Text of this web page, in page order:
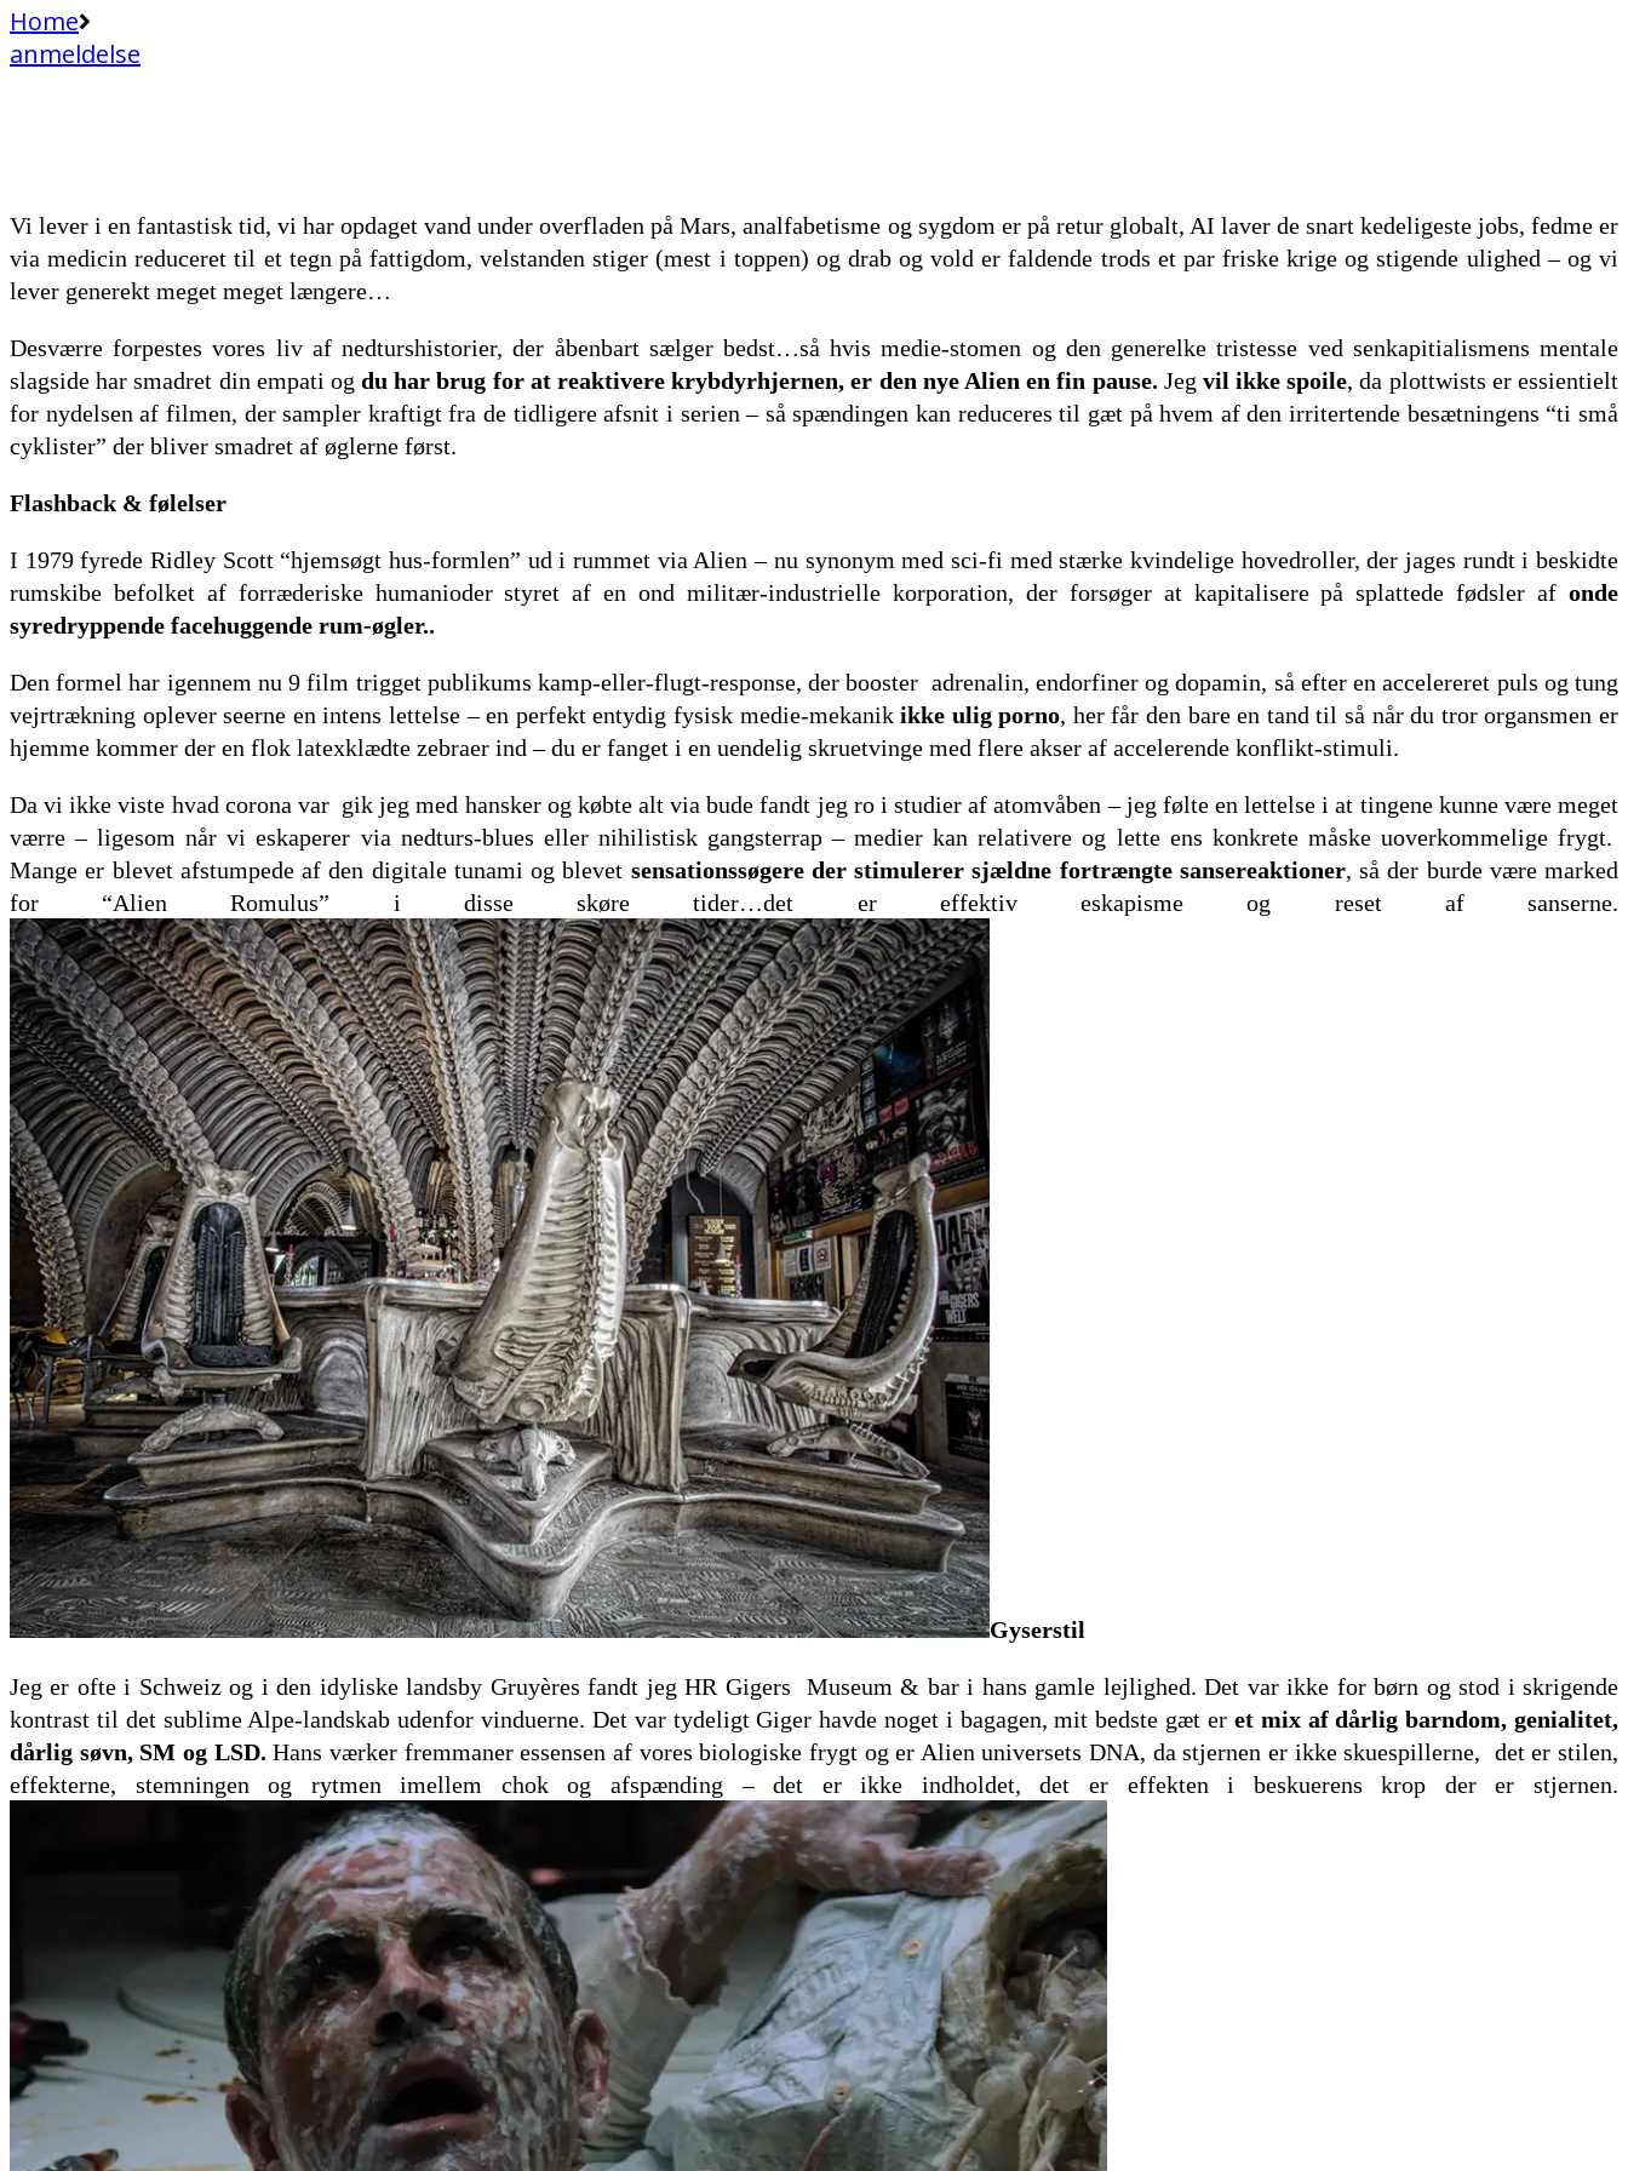
Home
anmeldelse
Vi lever i en fantastisk tid, vi har opdaget vand under overfladen på Mars, analfabetisme og sygdom er på retur globalt, AI laver de snart kedeligeste jobs, fedme er
via medicin reduceret til et tegn på fattigdom, velstanden stiger (mest i toppen) og drab og vold er faldende trods et par friske krige og stigende ulighed – og vi
lever generekt meget meget længere…
Desværre forpestes vores liv af nedturshistorier, der åbenbart sælger bedst…så hvis medie-stomen og den generelke tristesse ved senkapitialismens mentale
slagside har smadret din empati ogdu har brug for at reaktivere krybdyrhjernen, er den nye Alien en fin pause. Jeg vil ikke spoile, da plottwists er essientielt
for nydelsen af filmen, der sampler kraftigt fra de tidligere afsnit i serien – så spændingen kan reduceres til gæt på hvem af den irritertende besætningens “ti små
cyklister” der bliver smadret af øglerne først.
Flashback & følelser
I 1979 fyrede Ridley Scott “hjemsøgt hus-formlen” ud i rummet via Alien – nu synonym med sci-fi med stærke kvindelige hovedroller, der jages rundt i beskidte
rumskibe befolket af forræderiske humanioder styret af en ond militær-industrielle korporation, der forsøger at kapitalisere på splattede fødsler af onde
syredryppende facehuggende rum-øgler..
Den formel har igennem nu 9 film trigget publikums kamp-eller-flugt-response, der booster adrenalin, endorfiner og dopamin, så efter en accelereret puls og tung
vejrtrækning oplever seerne en intens lettelse – en perfekt entydig fysisk medie-mekanikikke ulig porno, her får den bare en tand til så når du tror organsmen er
hjemme kommer der en flok latexklædte zebraer ind – du er fanget i en uendelig skruetvinge med flere akser af accelerende konflikt-stimuli.
Da vi ikke viste hvad corona var gik jeg med hansker og købte alt via bude fandt jeg ro i studier af atomvåben – jeg følte en lettelse i at tingene kunne være meget
værre – ligesom når vi eskaperer via nedturs-blues eller nihilistisk gangsterrap – medier kan relativere og lette ens konkrete måske uoverkommelige frygt.
Mange er blevet afstumpede af den digitale tunami og blevet sensationssøgere der stimulerer sjældne fortrængte sansereaktioner, så der burde være marked
for “Alien Romulus” i disse skøre tider…det er effektiv eskapisme og reset af sanserne.
Gyserstil
Jeg er ofte i Schweiz og i den idyliske landsby Gruyères fandt jeg HR Gigers
Museum & bar i hans gamle lejlighed. Det var ikke for børn og stod i skrigende
kontrast til det sublime Alpe-landskab udenfor vinduerne. Det var tydeligt Giger havde noget i bagagen, mit bedste gæt er et mix af dårlig barndom, genialitet,
dårlig søvn, SM og LSD. Hans værker fremmaner essensen af vores biologiske frygt og er Alien universets DNA, da stjernen er ikke skuespillerne, det er stilen,
effekterne, stemningen og rytmen imellem chok og afspænding – det er ikke indholdet, det er effekten i beskuerens krop der er stjernen.